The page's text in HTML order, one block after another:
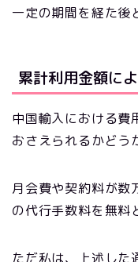
一定の期間を経た後
累計利用金額に
中国輸入における費
おさえられるかどう
月会費や契約料が数
の代行手数料を無料
ただ私は、上述した